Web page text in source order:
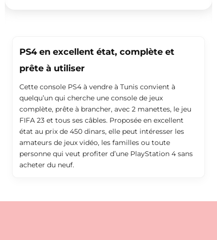
PS4 en excellent état, complète et
prête à utiliser
Cette console PS4 à vendre à Tunis convient à
quelqu’un qui cherche une console de jeux
complète, prête à brancher, avec 2 manettes, le jeu
FIFA 23 et tous ses câbles. Proposée en excellent
état au prix de 450 dinars, elle peut intéresser les
amateurs de jeux vidéo, les familles ou toute
personne qui veut profiter d’une PlayStation 4 sans
acheter du neuf.